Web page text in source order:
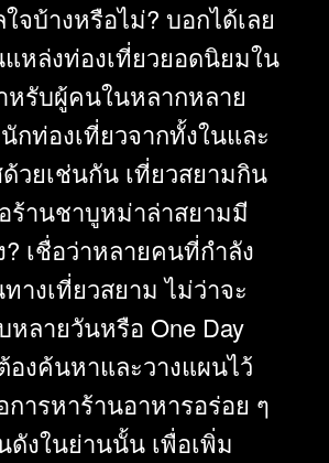
จบ้างหรือไม่? บอกได้เลย
แหล่งท่องเที่ยวยอดนิยมใน
หรับผู้คนในหลากหลาย
กท่องเที่ยวจากทั้งในและ
วยเช่นกัน เที่ยวสยามกิน
ร้านชาบูหม่าล่าสยามมี
เชื่อว่าหลายคนที่กำลัง
างเที่ยวสยาม ไม่ว่าจะ
ลายวันหรือ One Day
องค้นหาและวางแผนไว้
ารหาร้านอาหารอร่อย ๆ
ดังในย่านนั้น เพื่อเพิ่ม